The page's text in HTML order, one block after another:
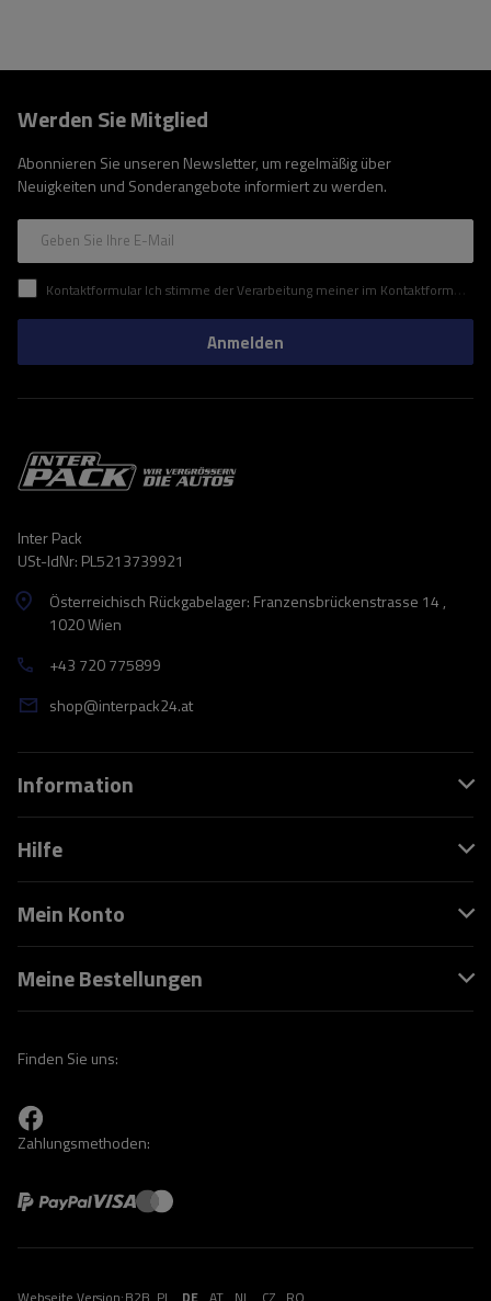
Werden Sie Mitglied
Abonnieren Sie unseren Newsletter, um regelmäßig über
Neuigkeiten und Sonderangebote informiert zu werden.
Geben Sie Ihre E-Mail
Kontaktformular Ich stimme der Verarbeitung meiner im Kontaktformular enthaltenen personenbezogenen Daten gemäß der Verordnung (EU) des Europäischen Parlaments und des Rates zu.
Anmelden
Inter Pack
USt-IdNr: PL5213739921
Österreichisch Rückgabelager: Franzensbrückenstrasse 14 ,
1020 Wien
+43 720 775899
shop@interpack24.at
Information
Hilfe
Mein Konto
Meine Bestellungen
Finden Sie uns:
Zahlungsmethoden:
Webseite Version:B2B PL DE AT NL CZ RO